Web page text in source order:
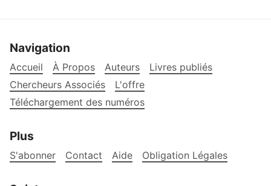
Navigation
Accueil À Propos Auteurs
Livres publiés
Chercheurs Associés
L'offre
Téléchargement des numéros
Plus
S'abonner Contact Aide Obligation Légales